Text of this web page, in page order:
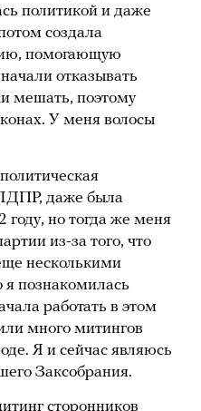
политикой и даже
создала
помогающую
отказывать
мешать, поэтому
У меня волосы
даже была
но тогда же меня
из-за того, что
несколькими
я познакомилась
работать в этом
много митингов
Я и сейчас являюсь
Заксобрания.
сторонников